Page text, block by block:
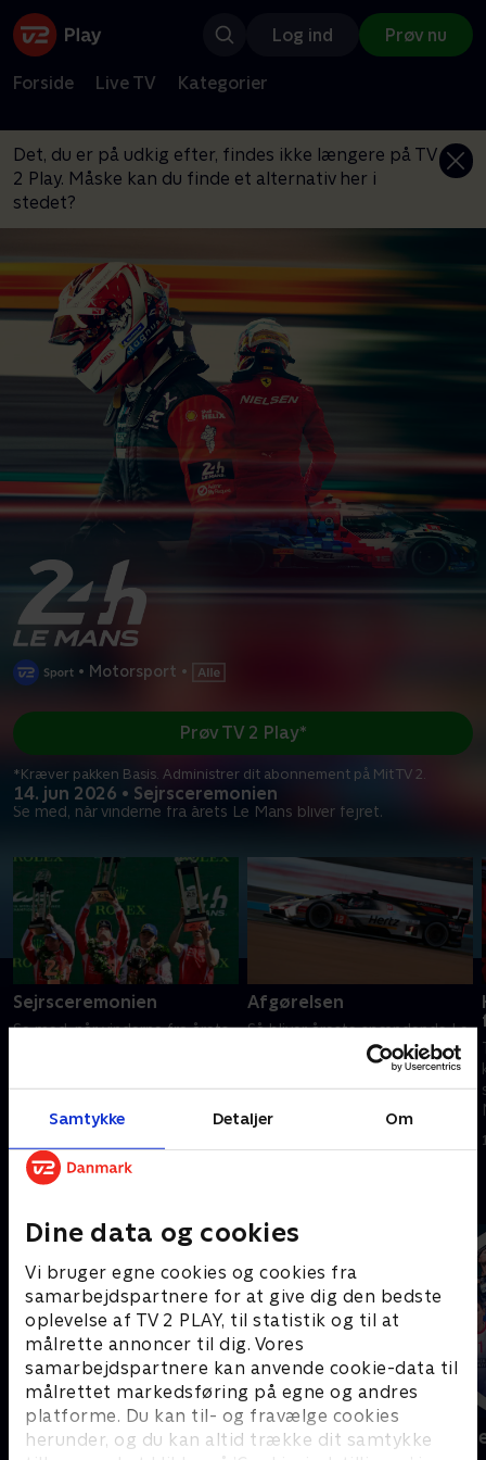
Samtykke Detaljer Om
Dine data og cookies
Vi bruger egne cookies og cookies fra
samarbejdspartnere for at give dig den bedste
oplevelse af TV 2 PLAY, til statistik og til at
målrette annoncer til dig. Vores
samarbejdspartnere kan anvende cookie-data til
målrettet markedsføring på egne og andres
platforme. Du kan til- og fravælge cookies
herunder, og du kan altid trække dit samtykke
Log ind Prøv nu
Forside Live TV Kategorier
Det, du er på udkig efter, findes ikke længere på TV
2 Play. Måske kan du finde et alternativ her i
stedet?
• Motorsport •
14. jun 2026 • Sejrsceremonien
Se med, når vinderne fra årets Le Mans bliver fejret.
Prøv TV 2 Play*
*Kræver pakken Basis. Administrer dit abonnement på Mit TV 2.
Sejrsceremonien
Se med, når vinderne fra årets
Afgørelsen
Så bliver åreste spændende Le
Mans-racerløb afgjort. Får vi
danskere på sejrsskamlen i år?
Sport Fokus